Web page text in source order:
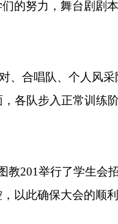
的努力，舞台剧剧
、合唱队、个人风
各队步入正常训练阶
教201举行了学生会
以此确保大会的顺